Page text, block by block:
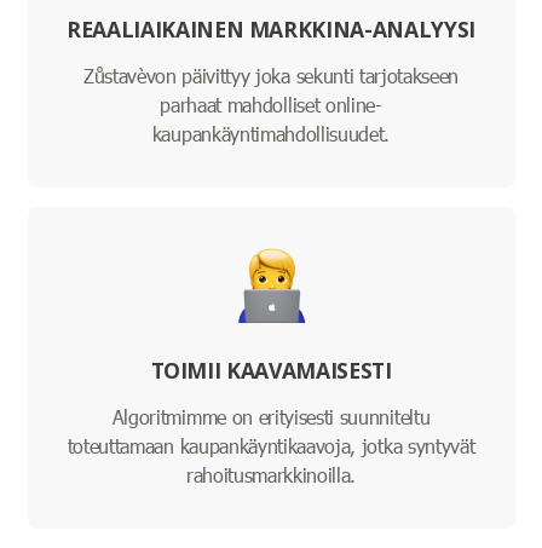
REAALIAIKAINEN MARKKINA-ANALYYSI
Zůstavèvon päivittyy joka sekunti tarjotakseen
parhaat mahdolliset online-
kaupankäyntimahdollisuudet.
TOIMII KAAVAMAISESTI
Algoritmimme on erityisesti suunniteltu
toteuttamaan kaupankäyntikaavoja, jotka syntyvät
rahoitusmarkkinoilla.